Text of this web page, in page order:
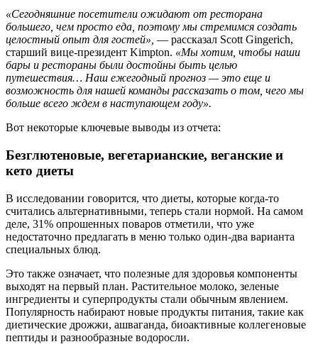
«Сегодняшние посетители ожидают от ресторана
большего, чем просто еда, поэтому мы стремимся создать
целостный опыт для гостей», — рассказал Scott Gingerich,
старший вице-президент Kimpton. «Мы хотим, чтобы наши
бары и рестораны были достойны быть целью
путешествия… Наш ежегодный прогноз — это еще и
возможность для нашей команды рассказать о том, чего мы
больше всего ждем в наступающем году».
Вот некоторые ключевые выводы из отчета:
Безглютеновые, вегетарианские, веганские и
кето диеты
В исследовании говорится, что диеты, которые когда-то
считались альтернативными, теперь стали нормой. На самом
деле, 31% опрошенных поваров отметили, что уже
недостаточно предлагать в меню только один-два варианта
специальных блюд.
Это также означает, что полезные для здоровья компоненты
выходят на первый план. Растительное молоко, зеленые
ингредиенты и суперпродукты стали обычным явлением.
Популярность набирают новые продукты питания, такие как
диетические дрожжи, ашваганда, биоактивные коллегеновые
пептиды и разнообразные водоросли.